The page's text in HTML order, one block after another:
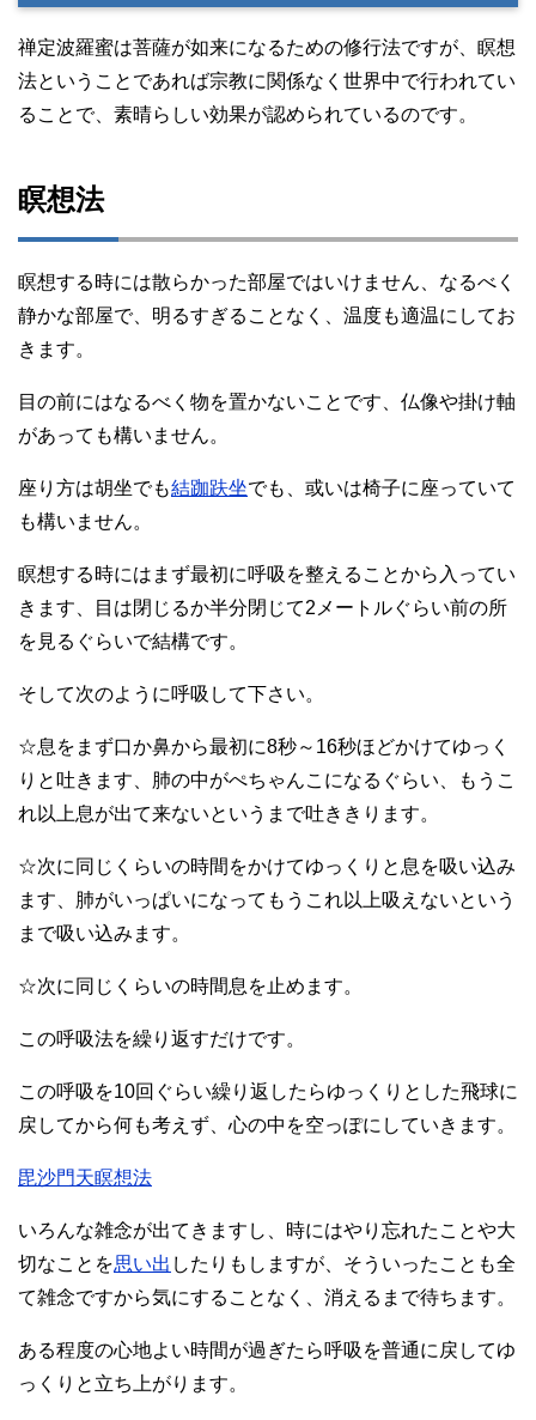
禅定波羅蜜は菩薩が如来になるための修行法ですが、瞑想
法ということであれば宗教に関係なく世界中で行われてい
ることで、素晴らしい効果が認められているのです。
瞑想法
瞑想する時には散らかった部屋ではいけません、なるべく
静かな部屋で、明るすぎることなく、温度も適温にしてお
きます。
目の前にはなるべく物を置かないことです、仏像や掛け軸
があっても構いません。
座り方は胡坐でも結跏趺坐でも、或いは椅子に座っていて
も構いません。
瞑想する時にはまず最初に呼吸を整えることから入ってい
きます、目は閉じるか半分閉じて2メートルぐらい前の所
を見るぐらいで結構です。
そして次のように呼吸して下さい。
☆息をまず口か鼻から最初に8秒～16秒ほどかけてゆっく
りと吐きます、肺の中がぺちゃんこになるぐらい、もうこ
れ以上息が出て来ないというまで吐ききります。
☆次に同じくらいの時間をかけてゆっくりと息を吸い込み
ます、肺がいっぱいになってもうこれ以上吸えないという
まで吸い込みます。
☆次に同じくらいの時間息を止めます。
この呼吸法を繰り返すだけです。
この呼吸を10回ぐらい繰り返したらゆっくりとした飛球に
戻してから何も考えず、心の中を空っぽにしていきます。
毘沙門天瞑想法
いろんな雑念が出てきますし、時にはやり忘れたことや大
切なことを思い出 したりもしますが、そういったことも全
て雑念ですから気にすることなく、消えるまで待ちます。
ある程度の心地よい時間が過ぎたら呼吸を普通に戻してゆ
っくりと立ち上がります。